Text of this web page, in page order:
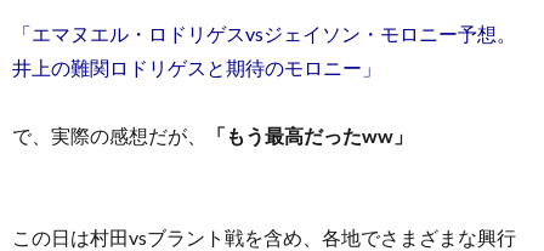
「エマヌエル・ロドリゲスvsジェイソン・モロニー予想。
井上の難関ロドリゲスと期待のモロニー」
で、実際の感想だが、 「もう最高だったww」
この日は村田vsブラント戦を含め、各地でさまざまな興行